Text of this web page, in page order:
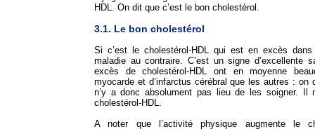
HDL. On dit que c’est le bon cholestérol.
3.1. Le bon cholestérol
Si c’est le cholestérol-HDL qui est en excès
maladie au contraire. C’est un signe d’excellente
excès de cholestérol-HDL ont en moyenne
myocarde et d’infarctus cérébral que les autres : on
n’y a donc absolument pas lieu de les soigner. Il
cholestérol-HDL.
A noter que l’activité physique augmente le